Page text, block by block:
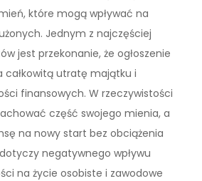
które mogą wpływać na
Jednym z najczęściej
jest przekonanie, że ogłoszenie
całkowitą utratę majątku i
finansowych. W rzeczywistości
część swojego mienia, a
na nowy start bez obciążenia
negatywnego wpływu
na życie osobiste i zawodowe